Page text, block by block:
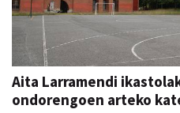
Aita Larramendi
ondorengoen arteko